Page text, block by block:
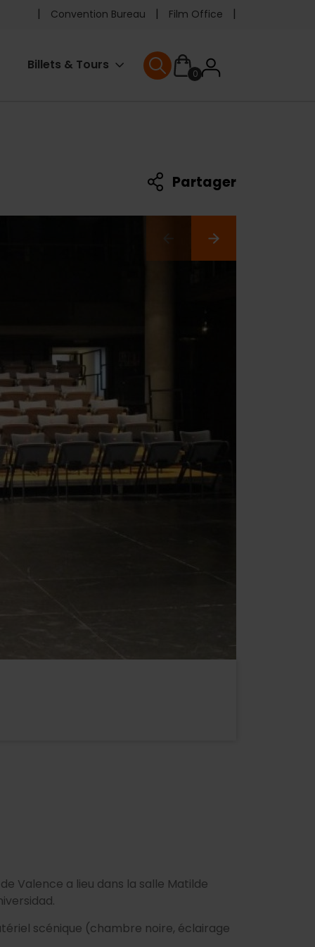
Pre
header
Convention Bureau Film Office
Billets & Tours
0User
User menu
Partager
Valence a lieu dans la salle Matilde
scénique (chambre noire, éclairage